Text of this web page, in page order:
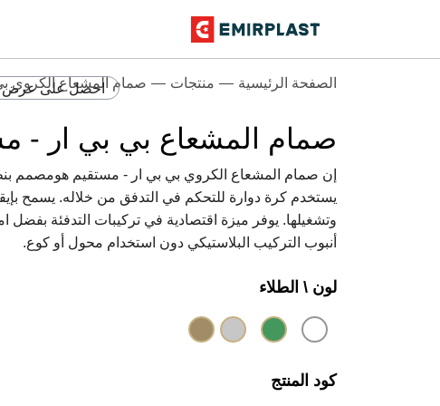
احصل على عرض الصفحة الرئيسية منتجات صمام المشعاع الكروي
صمام المشعاع بي بي ار -
إن صمام المشعاع الكروي بي بي ار - مستقيم هومصمم
يستخدم كرة دوارة للتحكم في التدفق من خلاله. يسمح
وتشغيلها. يوفر ميزة اقتصادية في تركيبات التدفئة بفضل
أنبوب التركيب البلاستيكي دون استخدام محول أو كوع.
لون \ الطلاء
كود المنتج